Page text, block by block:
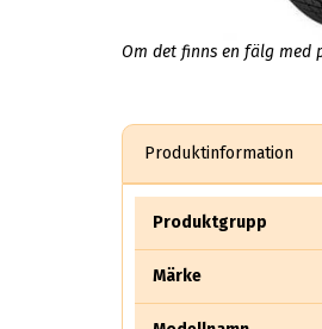
Om det finns en fälg
Produktinformation
Produktgrupp
Märke